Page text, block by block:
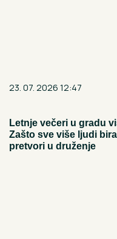
23. 07. 2026 12:47
Letnje večeri u gradu
Zašto sve više ljudi
pretvori u druženje